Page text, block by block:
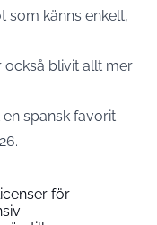
som känns enkelt,
också blivit allt mer
spansk favorit
för